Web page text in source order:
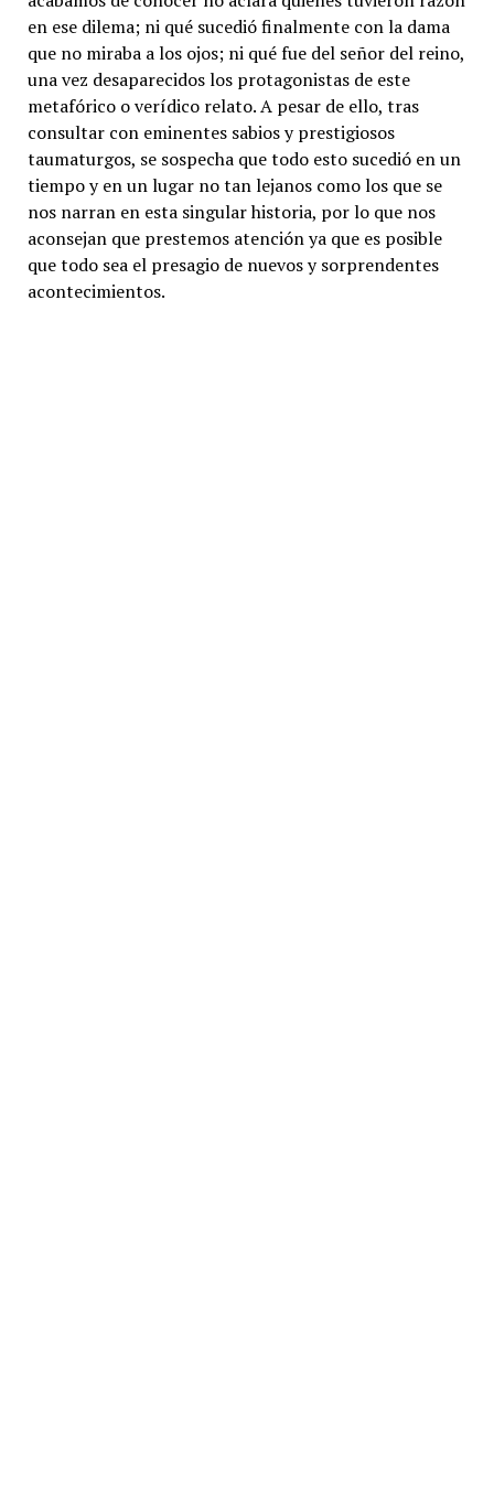
en ese dilema; ni qué sucedió finalmente con la dama
que no miraba a los ojos; ni qué fue del señor del reino,
una vez desaparecidos los protagonistas de este
metafórico o verídico relato. A pesar de ello, tras
consultar con eminentes sabios y prestigiosos
taumaturgos, se sospecha que todo esto sucedió en un
tiempo y en un lugar no tan lejanos como los que se
nos narran en esta singular historia, por lo que nos
aconsejan que prestemos atención ya que es posible
que todo sea el presagio de nuevos y sorprendentes
acontecimientos.